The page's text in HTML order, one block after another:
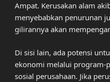
Ampat. Kerusakan alam
menyebabkan penurunan
gilirannya akan
Di sisi lain, ada potensi
ekonomi melalui program-
sosial perusahaan. Jika